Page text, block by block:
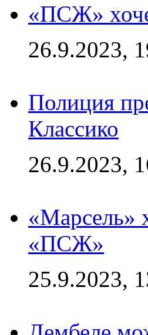
«ПСЖ»
26.9.2023,
Полиция
Классико
26.9.2023,
«Марсель»
«ПСЖ»
25.9.2023,